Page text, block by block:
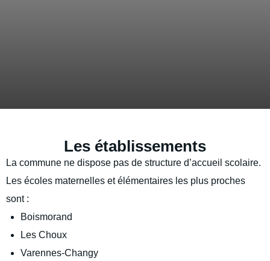
Les établissements
La commune ne dispose pas de structure d’accueil scolaire.
Les écoles maternelles et élémentaires les plus proches
sont :
Boismorand
Les Choux
Varennes-Changy